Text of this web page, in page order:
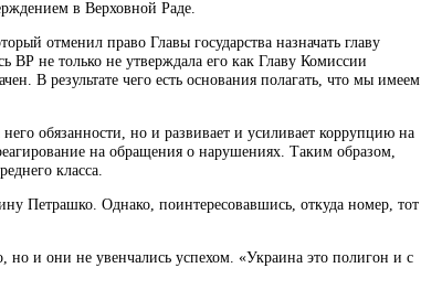
в Верховной Раде.
отменил право Главы государства назначать главу
не только не утверждала его как Главу Комиссии
В результате чего есть основания полагать, что мы имеем
обязанности, но и развивает и усиливает коррупцию на
на обращения о нарушениях. Таким образом,
класса.
Петрашко. Однако, поинтересовавшись, откуда номер, тот
но и они не увенчались успехом. «Украина это полигон и с